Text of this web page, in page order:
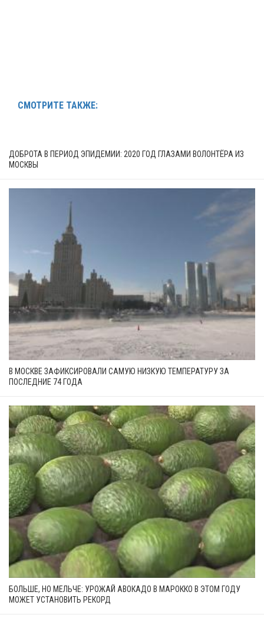
СМОТРИТЕ ТАКЖЕ:
ДОБРОТА В ПЕРИОД ЭПИДЕМИИ: 2020 ГОД ГЛАЗАМИ ВОЛОНТЁРА ИЗ
МОСКВЫ
В МОСКВЕ ЗАФИКСИРОВАЛИ САМУЮ НИЗКУЮ ТЕМПЕРАТУРУ ЗА
ПОСЛЕДНИЕ 74 ГОДА
БОЛЬШЕ, НО МЕЛЬЧЕ: УРОЖАЙ АВОКАДО В МАРОККО В ЭТОМ ГОДУ
МОЖЕТ УСТАНОВИТЬ РЕКОРД